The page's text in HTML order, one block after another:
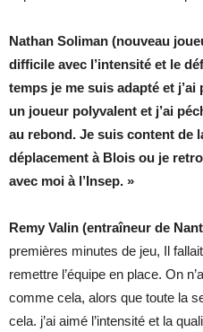
Nathan Soliman (nouveau
difficile avec l’intensité et le
temps je me suis adapté et
un joueur polyvalent et j’ai
au rebond. Je suis content de
déplacement à Blois ou je
avec moi à l’Insep. »
Remy Valin (entraîneur de
premières minutes de jeu, Il
remettre l’équipe en place. On
comme cela, alors que toute la
cela. j’ai aimé l’intensité et la